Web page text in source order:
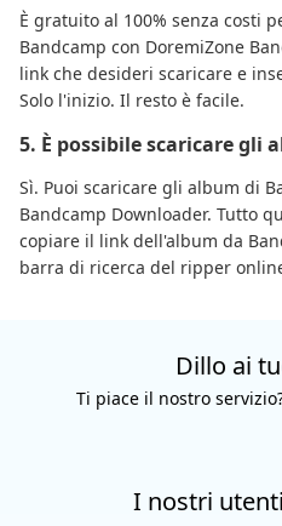
È gratuito al 100% senza costi
Bandcamp con DoremiZone
link che desideri scaricare e
Solo l'inizio. Il resto è facile.
5. È possibile scaricare gli
Sì. Puoi scaricare gli album di
Bandcamp Downloader. Tutto
copiare il link dell'album da
barra di ricerca del ripper
Dillo ai
Ti piace il nostro
I nostri